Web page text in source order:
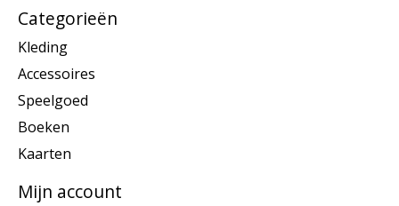
Categorieën
Kleding
Accessoires
Speelgoed
Boeken
Kaarten
Mijn account